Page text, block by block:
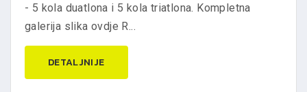
- 5 kola duatlona i 5 kola triatlona. Kompletna
galerija slika ovdje R...
DETALJNIJE